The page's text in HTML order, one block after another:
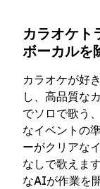
カラオケト
ボーカルを
カラオケが好
し、高品質な
でソロで歌う
なイベントの
ーがクリアな
なしで歌えま
なAIが作業を